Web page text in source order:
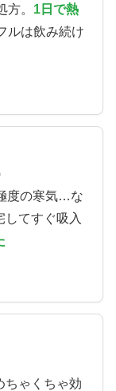
。 1日で熱
ルは飲み続け
度の寒気…な
してすぐ吸入
ちゃくちゃ効